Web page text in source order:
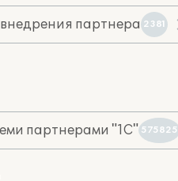
партнера 2381
партнерами "1С" 575825